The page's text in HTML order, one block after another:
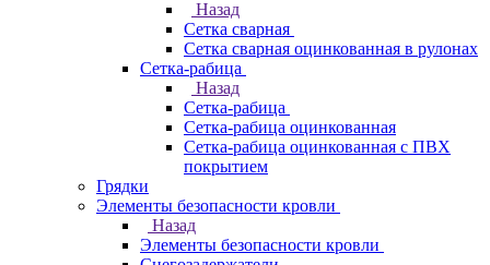
Назад
Сетка сварная
Сетка сварная оцинкованная в рулонах
Сетка-рабица
Назад
Сетка-рабица
Сетка-рабица оцинкованная
Сетка-рабица оцинкованная с ПВХ
покрытием
Грядки
Элементы безопасности кровли
Назад
Элементы безопасности кровли